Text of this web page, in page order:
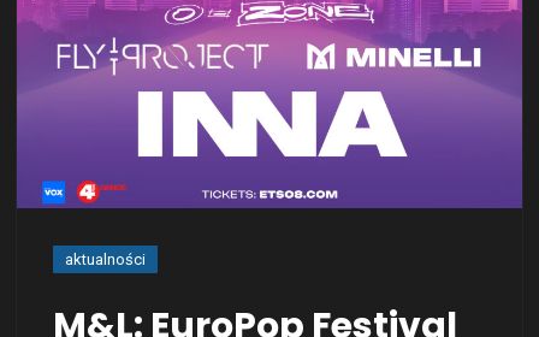
aktualności
M&L: EuroPop Festival